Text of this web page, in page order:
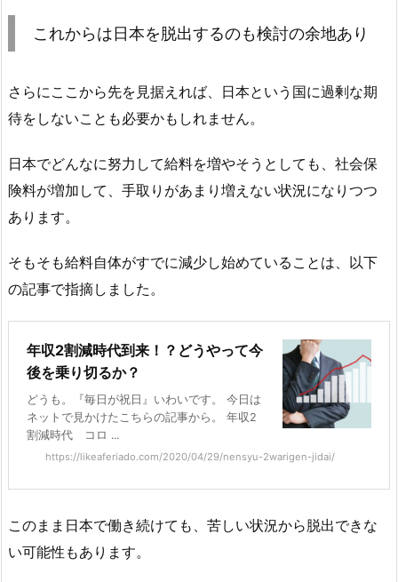
これからは日本を脱出するのも検討の余地あり
さらにここから先を見据えれば、日本という国に過剰な期
待をしないことも必要かもしれません。
日本でどんなに努力して給料を増やそうとしても、社会保
険料が増加して、手取りがあまり増えない状況になりつつ
あります。
そもそも給料自体がすでに減少し始めていることは、以下
の記事で指摘しました。
年収2割減時代到来！？どうやって今
後を乗り切るか？
どうも。『毎日が祝日』いわいです。 今日は
ネットで見かけたこちらの記事から。 年収2
割減時代 コロ ...
https://likeaferiado.com/2020/04/29/nensyu-2warigen-jidai/
このまま日本で働き続けても、苦しい状況から脱出できな
い可能性もあります。